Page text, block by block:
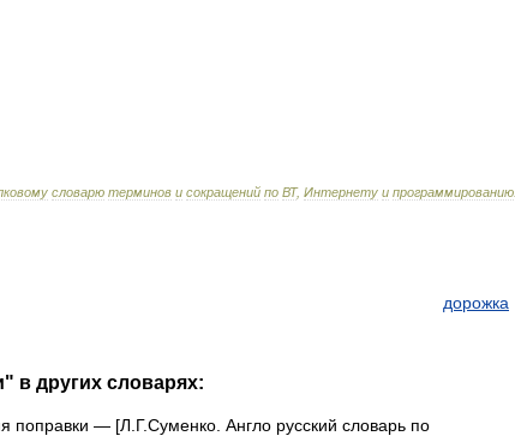
словарю терминов и сокращений по ВТ, Интернету и программированию
дорожка
в других словарях:
поправки — [Л.Г.Суменко. Англо русский словарь по